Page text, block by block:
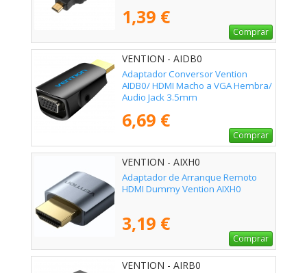
1,39 €
Comprar
VENTION - AIDB0
Adaptador Conversor Vention
AIDB0/ HDMI Macho a VGA Hembra/
Audio Jack 3.5mm
6,69 €
Comprar
VENTION - AIXH0
Adaptador de Arranque Remoto
HDMI Dummy Vention AIXH0
3,19 €
Comprar
VENTION - AIRB0